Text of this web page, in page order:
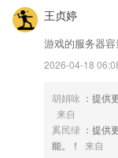
王贞婷
游戏的服务器
2026-04-18
胡娟咏 ：提供
来自
奚民绿 ：提供
能。！
来自